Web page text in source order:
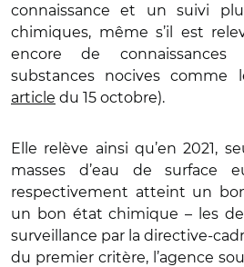
connaissance et un suivi
chimiques, même s’il est
encore de
substances nocives comme
article du 15 octobre).
Elle relève ainsi qu’en 2021,
masses d’eau de surface
respectivement atteint un
un bon état chimique – les
surveillance par la directive-
du premier critère, l’agence